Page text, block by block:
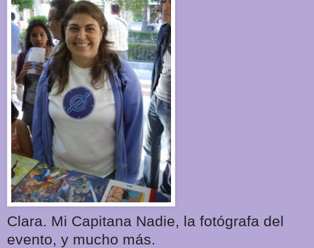
Clara. Mi Capitana Nadie, la fotógrafa del
evento, y mucho más.